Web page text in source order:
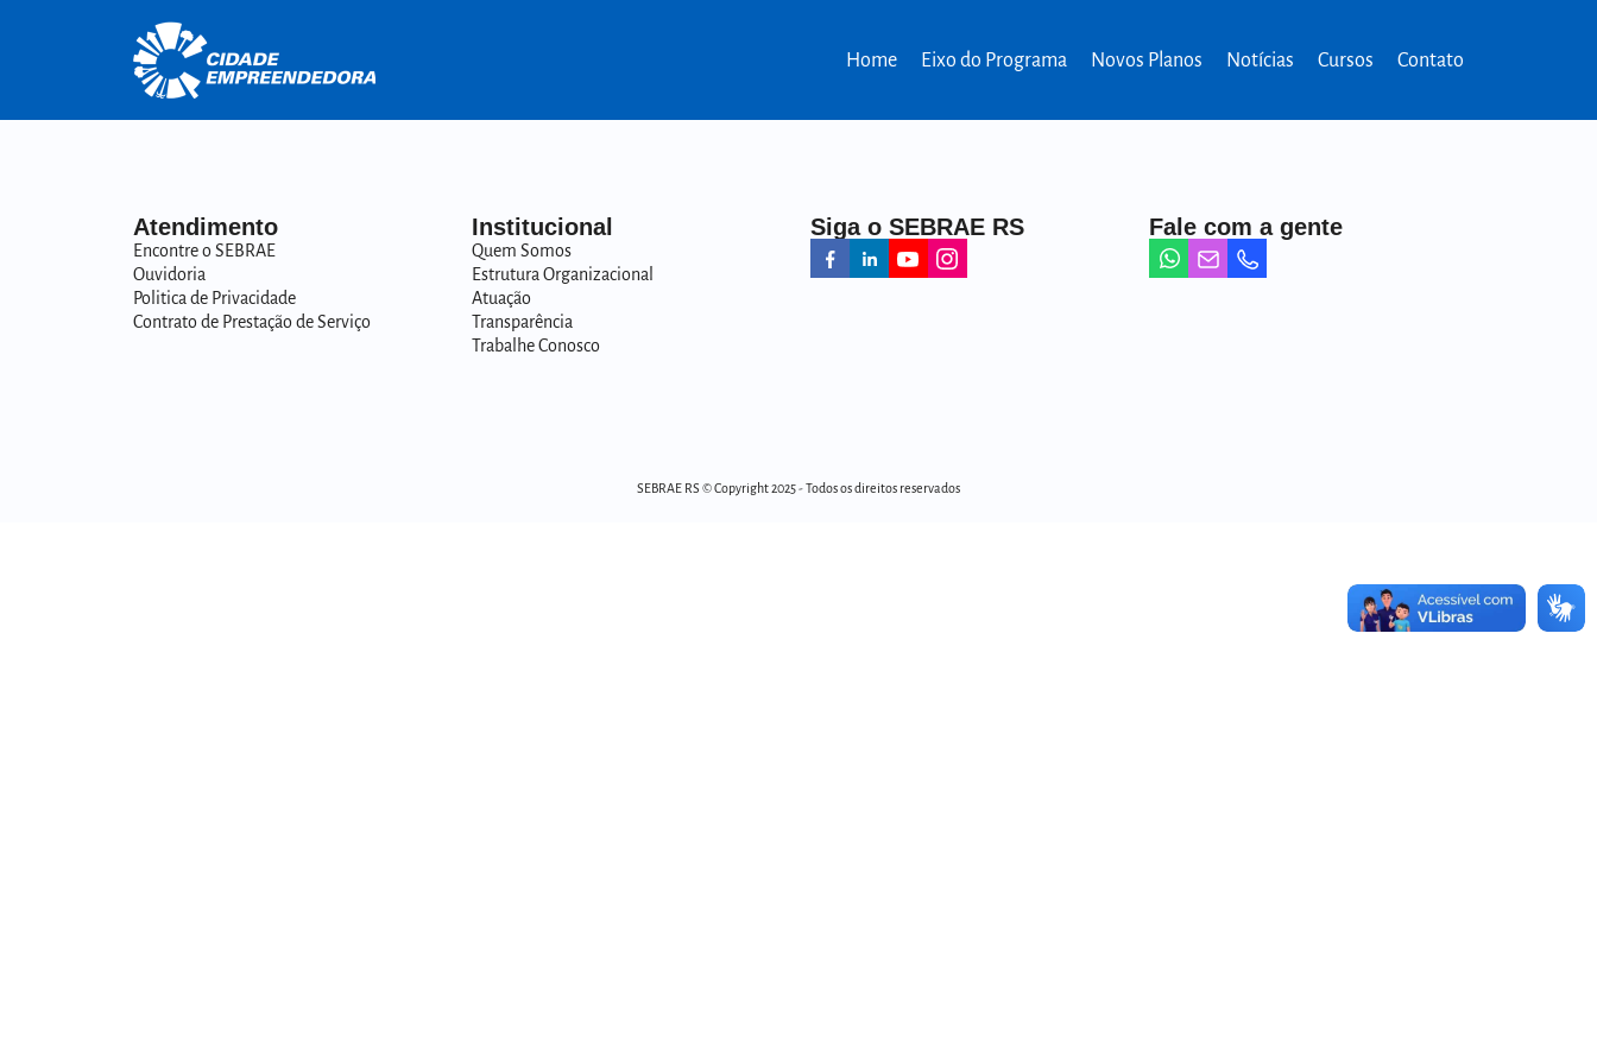
Home Eixo do Programa Novos Planos Notícias Cursos Contato
Atendimento
Encontre o SEBRAE
Ouvidoria
Politica de Privacidade
Contrato de Prestação de Serviço
Institucional
Quem Somos
Estrutura Organizacional
Atuação
Transparência
Trabalhe Conosco
Siga o SEBRAE RS Fale com a gente
SEBRAE RS © Copyright 2025 - Todos os direitos reservados